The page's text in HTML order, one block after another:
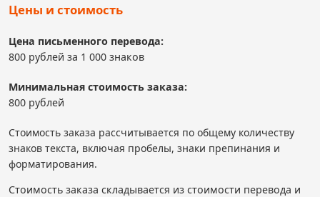
Цены и стоимость
Цена письменного перевода:
800 рублей за 1 000 знаков
Минимальная стоимость заказа:
800 рублей
Стоимость заказа рассчитывается по общему количеству
знаков текста, включая пробелы, знаки препинания и
форматирования.
Стоимость заказа складывается из стоимости перевода и